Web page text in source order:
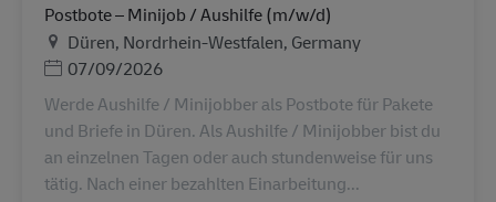
Postbote – Minijob / Aushilfe (m/w/d)
地点Düren, Nordrhein-Westfalen, Germany
Posted Date
07/09/2026
Werde Aushilfe / Minijobber als Postbote für Pakete
und Briefe in Düren. Als Aushilfe / Minijobber bist du
an einzelnen Tagen oder auch stundenweise für uns
tätig. Nach einer bezahlten Einarbeitung...